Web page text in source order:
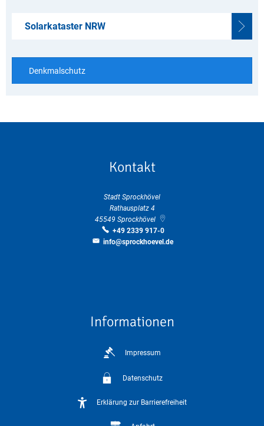
Solarkataster NRW
Denkmalschutz
Kontakt
Stadt Sprockhövel
Rathausplatz 4
45549 Sprockhövel
+49 2339 917-0
info@sprockhoevel.de
Informationen
Impressum
Datenschutz
Erklärung zur Barrierefreiheit